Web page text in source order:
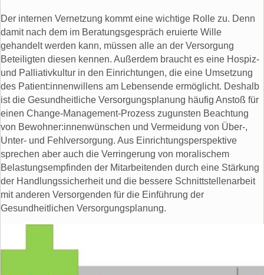
Der internen Vernetzung kommt eine wichtige Rolle zu. Denn
damit nach dem im Beratungsgespräch eruierte Wille
gehandelt werden kann, müssen alle an der Versorgung
Beteiligten diesen kennen. Außerdem braucht es eine Hospiz-
und Palliativkultur in den Einrichtungen, die eine Umsetzung
des Patient:innenwillens am Lebensende ermöglicht. Deshalb
ist die Gesundheitliche Versorgungsplanung häufig Anstoß für
einen Change-Management-Prozess zugunsten Beachtung
von Bewohner:innenwünschen und Vermeidung von Über-,
Unter- und Fehlversorgung. Aus Einrichtungsperspektive
sprechen aber auch die Verringerung von moralischem
Belastungsempfinden der Mitarbeitenden durch eine Stärkung
der Handlungssicherheit und die bessere Schnittstellenarbeit
mit anderen Versorgenden für die Einführung der
Gesundheitlichen Versorgungsplanung.